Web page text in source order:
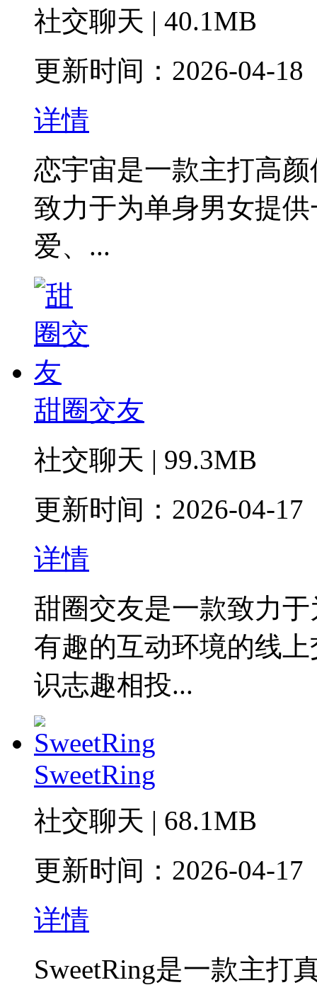
社交聊天 | 40.1MB
更新时间：2026-04-18
详情
恋宇宙‌是一款主打高
致力于为单身男女提
爱、...
甜圈交友
社交聊天 | 99.3MB
更新时间：2026-04-17
详情
甜圈交友是一款致力
有趣的互动环境的线
识志趣相投...
SweetRing
社交聊天 | 68.1MB
更新时间：2026-04-17
详情
‌SweetRing是一款主打